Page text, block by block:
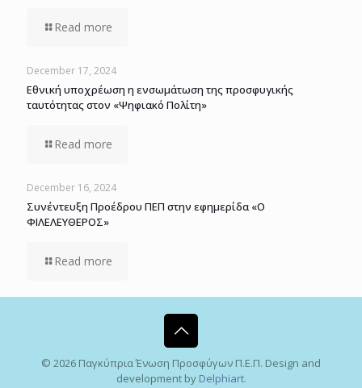
Read more
December 17, 2024
Εθνική υποχρέωση η ενσωμάτωση της προσφυγικής
ταυτότητας στον «Ψηφιακό Πολίτη»
Read more
December 16, 2024
Συνέντευξη Προέδρου ΠΕΠ στην εφημερίδα «Ο
ΦΙΛΕΛΕΥΘΕΡΟΣ»
Read more
© 2026 Παγκύπρια Ένωση Προσφύγων Π.Ε.Π. Design and
development by Delphiart.